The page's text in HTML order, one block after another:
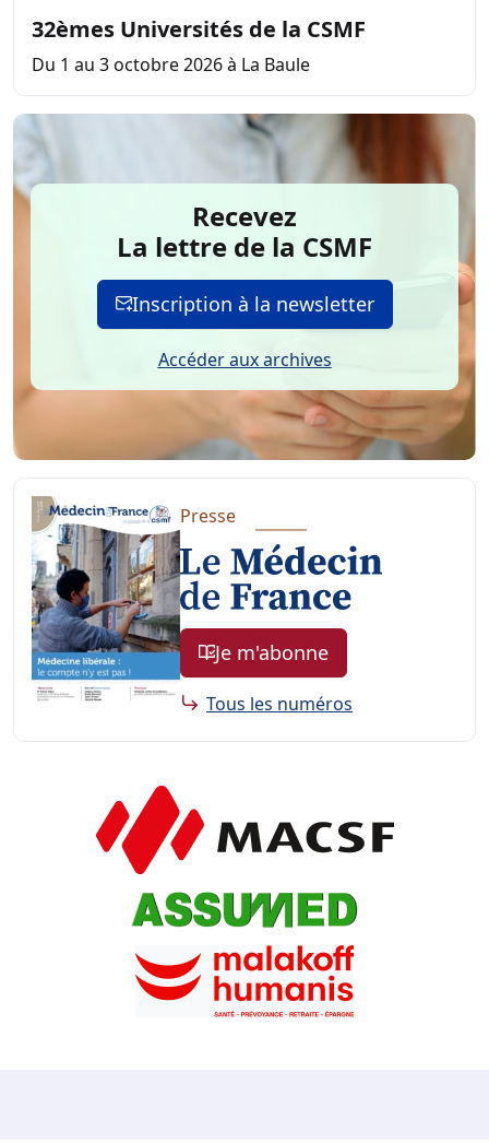
32èmes Universités de la CSMF
Du 1 au 3 octobre 2026 à La Baule
Recevez
La lettre de la CSMF
Inscription à la newsletter
Accéder aux archives
Presse
Je m'abonne
Tous les numéros